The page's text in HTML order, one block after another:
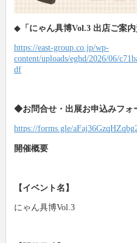
◆「にゃん具博Vol.3 出店ご案
https://east-group.co.jp/wp-
content/uploads/eghd/2026/06/
df
◆お問合せ・出展お申込みフォ
https://forms.gle/
開催概要
【イベント名】
にゃん具博Vol.3